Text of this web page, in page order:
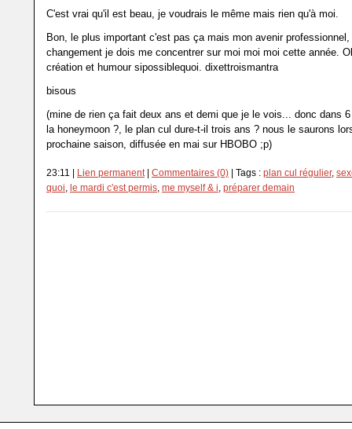
C'est vrai qu'il est beau, je voudrais le même mais rien qu'à moi.
Bon, le plus important c'est pas ça mais mon avenir
changement je dois me concentrer sur moi moi moi cette année.
création et humour sipossiblequoi. dixettroismantra
bisous
(mine de rien ça fait deux ans et demi que je le vois... donc dans
la honeymoon ?, le plan cul dure-t-il trois ans ? nous le saurons
prochaine saison, diffusée en mai sur HBOBO ;p)
23:11 | Lien permanent| Commentaires (0) | Tags : plan cul régulier,
quoi, le mardi c'est permis, me myself & i, préparer demain